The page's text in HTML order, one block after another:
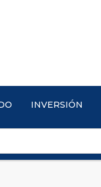
INVERSIÓN